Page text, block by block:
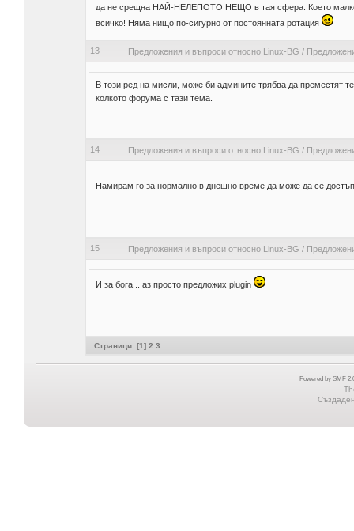
да не срещна НАЙ-НЕЛЕПОТО НЕЩО в тая сфера. Което
всичко! Няма нищо по-сигурно от постоянната ротация
13 Предложения и въпроси относно Linux-BG /
В този ред на мисли, може би админите трябва да преместят
колкото форума с тази тема.
14 Предложения и въпроси относно Linux-BG /
Намирам го за нормално в днешно време да може да се
15 Предложения и въпроси относно Linux-BG /
И за бога .. аз просто предложих plugin
Страници: [1] 2 3
Powered by SMF